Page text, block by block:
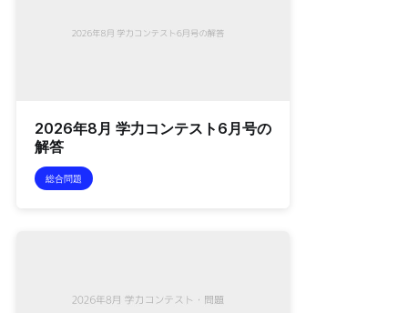
2026年8月 学力コンテスト6月号の
解答
総合問題